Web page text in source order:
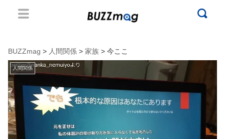
BUZZmag > 人間関係 > 家族 > 今ここ
人間関係